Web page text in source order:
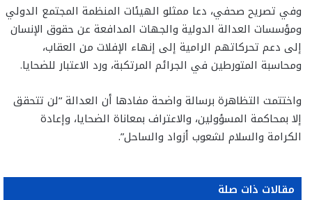
وفي تصريح صحفي، دعا ممثلو الهيئات المنظمة المجتمع الدولي
ومؤسسات العدالة الدولية والجهات المدافعة عن حقوق الإنسان
إلى دعم تحركاتهم الرامية إلى إنهاء الإفلات من العقاب،
ومحاسبة المتورطين في الجرائم المرتكبة، ورد الاعتبار للضحايا.
واختتمت التظاهرة برسالة واضحة مفادها أن العدالة “لن تتحقق
إلا بمحاكمة المسؤولين، والاعتراف بمعاناة الضحايا، وإعادة
الكرامة والسلام لشعوب أزواد والساحل”.
مقالات ذات صلة